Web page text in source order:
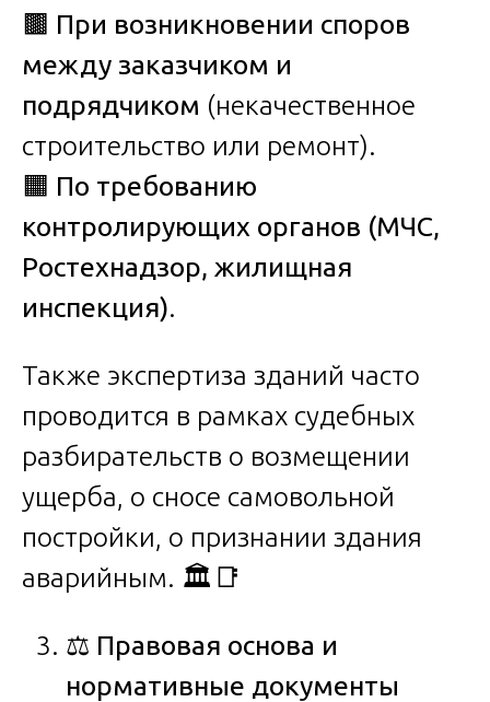
🟫 При возникновении споров
между заказчиком и
подрядчиком (некачественное
строительство или ремонт).
🟧 По требованию
контролирующих органов (МЧС,
Ростехнадзор, жилищная
инспекция).
Также экспертиза зданий часто
проводится в рамках судебных
разбирательств о возмещении
ущерба, о сносе самовольной
постройки, о признании здания
аварийным. 🏛️📑
⚖️ Правовая основа и
нормативные документы